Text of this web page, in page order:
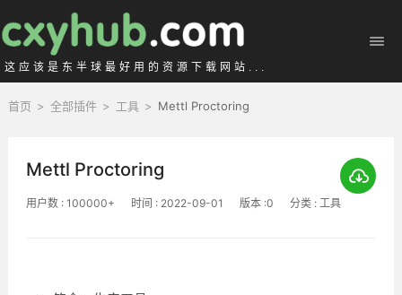
这应该是东半球最好用的资源下载网站...
首页 > 全部插件 > 工具 > Mettl Proctoring
Mettl Proctoring
用户数 : 100000+ 时间 : 2022-09-01 版本 :0 分类 : 工具